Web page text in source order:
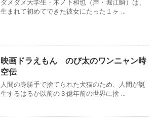
ダメダメ大学生・木ノ下和也（声・堀江瞬）は、
生まれて初めてできた彼女にたった１ヶ ...
映画ドラえもん のび太のワンニャン時
空伝
人間の身勝手で捨てられた犬猫のため、人間が誕
生するはるか以前の３億年前の世界に捨 ...